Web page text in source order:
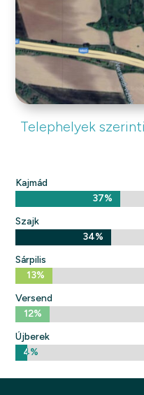
Telephelyek
Kajmád
37%
37%
Szajk
34%
34%
Sárpilis
13%
13%
Versend
12%
12%
Újberek
4%
4%